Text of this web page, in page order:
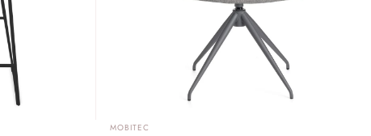
ANBIETER:
MOBITEC